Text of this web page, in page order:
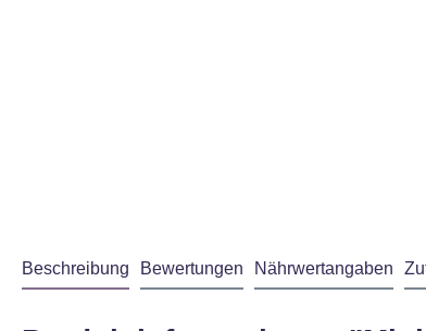
Beschreibung Bewertungen Nährwertangaben